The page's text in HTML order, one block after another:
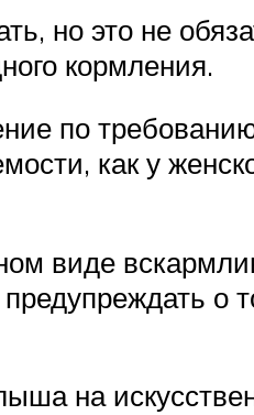
но это не
кормления.
по
как у
виде
на